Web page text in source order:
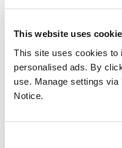
This website uses
This site uses cookies to
personalised ads. By
use. Manage settings
Notice.
Stangenkompositdichtung